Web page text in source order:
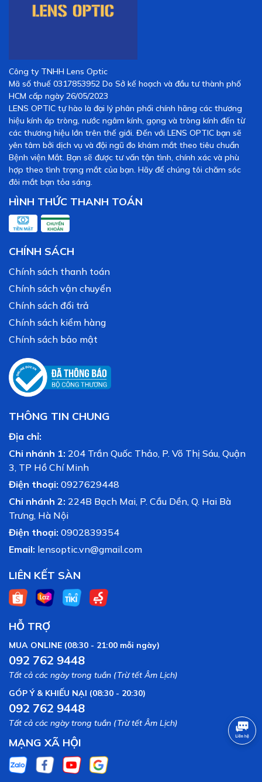
Công ty TNHH Lens Optic
Mã số thuế 0317853952 Do Sở kế hoạch và đầu tư thành phố
HCM cấp ngày 26/05/2023
LENS OPTIC tự hào là đại lý phân phối chính hãng các thương
hiệu kính áp tròng, nước ngâm kính, gọng và tròng kính đến từ
các thương hiệu lớn trên thế giới. Đến với LENS OPTIC bạn sẽ
yên tâm bởi dịch vụ và đội ngũ đo khám mắt theo tiêu chuẩn
Bệnh viện Mắt. Bạn sẽ được tư vấn tận tình, chính xác và phù
hợp theo tình trạng mắt của bạn. Hãy để chúng tôi chăm sóc
đôi mắt bạn tỏa sáng.
HÌNH THỨC THANH TOÁN
CHÍNH SÁCH
Chính sách thanh toán
Chính sách vận chuyển
Chính sách đổi trả
Chính sách kiểm hàng
Chính sách bảo mật
THÔNG TIN CHUNG
Địa chỉ:
Chi nhánh 1: 204 Trần Quốc Thảo, P. Võ Thị Sáu, Quận
3, TP Hồ Chí Minh
Điện thoại: 0927629448
Chi nhánh 2: 224B Bạch Mai, P. Cầu Dền, Q. Hai Bà
Trưng, Hà Nội
Điện thoại: 0902839354
Email: lensoptic.vn@gmail.com
LIÊN KẾT SÀN
HỖ TRỢ
MUA ONLINE (08:30 - 21:00 mỗi ngày)
092 762 9448
Tất cả các ngày trong tuần (Trừ tết Âm Lịch)
GÓP Ý & KHIẾU NẠI (08:30 - 20:30)
092 762 9448
Tất cả các ngày trong tuần (Trừ tết Âm Lịch)
MẠNG XÃ HỘI